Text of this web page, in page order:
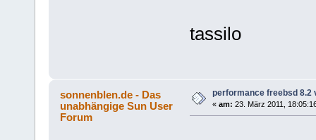
tassilo
sonnenblen.de - Das
unabhängige Sun User
Forum
performance freebsd 8.2
« am: 23. März 2011,